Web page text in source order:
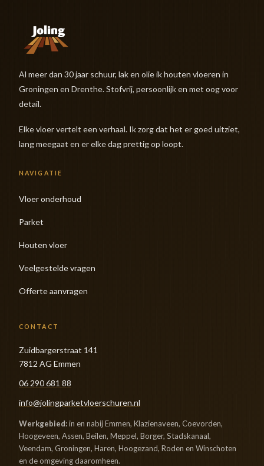
Al meer dan 30 jaar schuur, lak en olie ik houten vloeren in
Groningen en Drenthe. Stofvrij, persoonlijk en met oog voor
detail.
Elke vloer vertelt een verhaal. Ik zorg dat het er goed uitziet,
lang meegaat en er elke dag prettig op loopt.
NAVIGATIE
Vloer onderhoud
Parket
Houten vloer
Veelgestelde vragen
Offerte aanvragen
CONTACT
Zuidbargerstraat 141
7812 AG Emmen
06 290 681 88
info@jolingparketvloerschuren.nl
Werkgebied:in en nabij Emmen, Klazienaveen, Coevorden,
Hoogeveen, Assen, Beilen, Meppel, Borger, Stadskanaal,
Veendam, Groningen, Haren, Hoogezand, Roden en Winschoten
en de omgeving daaromheen.